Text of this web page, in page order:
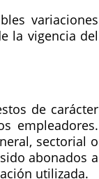
variaciones
la vigencia del
de carácter
empleadores.
sectorial o
abonados a
utilizada.